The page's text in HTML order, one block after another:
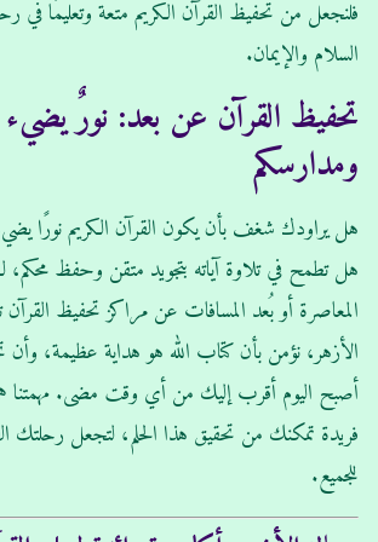
فلنجعل من تحفيظ القرآن الكريم متعة وتعليمًا في
السلام والإيمان.
تحفيظ القرآن عن بعد: نورٌ يضيء
ومدارسكم
هل يراودك شغف بأن يكون القرآن الكريم نورًا
هل تطمح في تلاوة آياته بتجويد متقن وحفظ
المعاصرة أو بُعد المسافات عن مراكز تحفيظ
الأزهر، نؤمن بأن كتاب الله هو هداية عظيمة،
أصبح اليوم أقرب إليك من أي وقت مضى. مهمتنا هي
فريدة تمكنك من تحقيق هذا الحلم، لتجعل رحلتك
للجميع.